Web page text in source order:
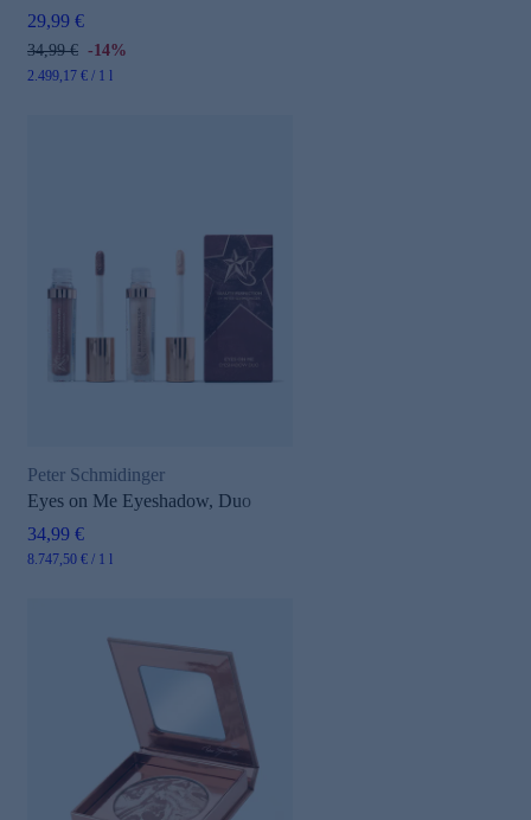
29,99 €
34,99 € -14%
2.499,17 € / 1 l
Peter Schmidinger
Eyes on Me Eyeshadow, Duo
34,99 €
8.747,50 € / 1 l